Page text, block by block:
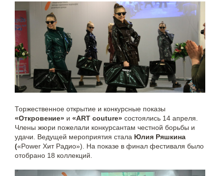
Торжественное открытие и конкурсные показы
«Откровение» и «ART couture» состоялись 14 апреля.
Члены жюри пожелали конкурсантам честной борьбы и
удачи. Ведущей мероприятия стала Юлия Ряшкина
(«Power Хит Радио»). На показе в финал фестиваля было
отобрано 18 коллекций.